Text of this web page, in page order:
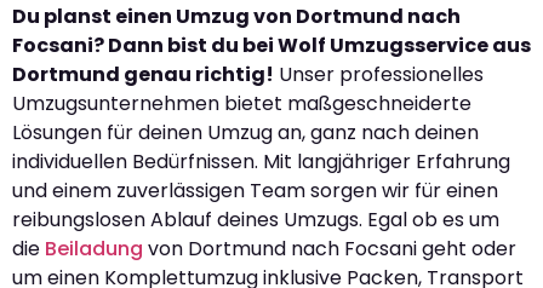
Du planst einen Umzug von Dortmund nach
Focsani? Dann bist du bei Wolf Umzugsservice aus
Dortmund genau richtig! Unser professionelles
Umzugsunternehmen bietet maßgeschneiderte
Lösungen für deinen Umzug an, ganz nach deinen
individuellen Bedürfnissen. Mit langjähriger Erfahrung
und einem zuverlässigen Team sorgen wir für einen
reibungslosen Ablauf deines Umzugs. Egal ob es um
die Beiladung von Dortmund nach Focsani geht oder
um einen Komplettumzug inklusive Packen, Transport